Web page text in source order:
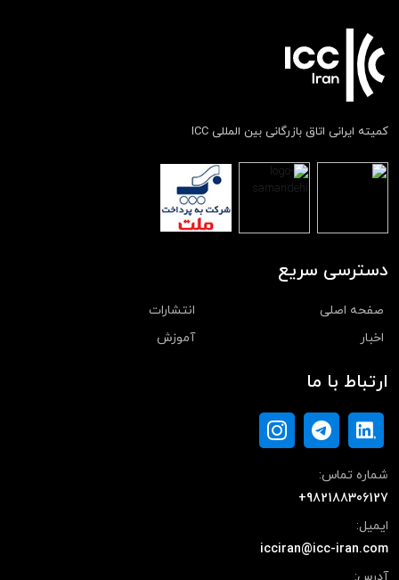
کمیته ایرانی اتاق بازرگانی بین المللی ICC
دسترسی سریع
صفحه اصلی
انتشارات
اخبار
آموزش
ارتباط با ما
شماره تماس:
+982188306127
ایمیل:
icciran@icc-iran.com